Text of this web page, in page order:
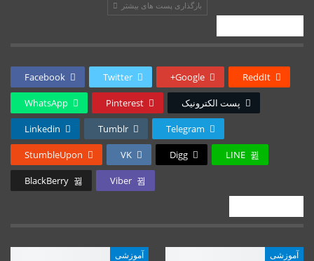
بارگذاری پست های بیشتر
Facebook Twitter Google+ ReddIt
WhatsApp Pinterest پست الکترونیک
Linkedin Tumblr Telegram
StumbleUpon VK Digg LINE
BlackBerry Viber
آموزشی آموزشی